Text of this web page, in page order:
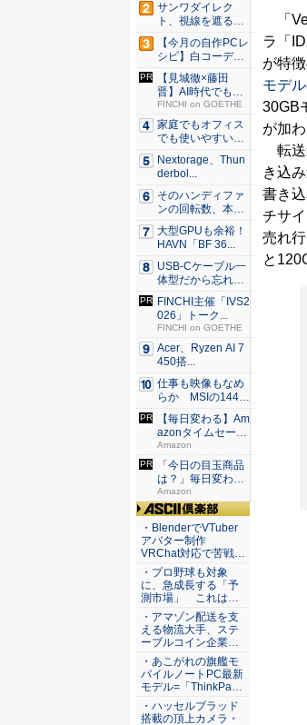
「
ラ「
が特
モデ
30GB
が加わ
転送
き込
書き
チサ
売れ
と
サンワダイレク
ト、視線を遮るフ
ェルト製デ...
【今月の自作PCレ
シピ】白コーデと
発光が...
【見城徹×藤田
晋】AI時代でも変
わらない...
FINCHI on GOETHE
家庭でもオフィス
でも使いやすい
Syno...
Nextorage、Thun
derbol...
そのハンディファ
ンの回転数、本
当？ 20...
大型GPUも余裕！
HAVN「BF 36...
USB-Cケーブル一
体型だから忘れな
い！...
FINCHI主催「IVS2
026」トーク...
FINCHI on GOETHE
Acer、Ryzen AI 7
450搭...
仕事も映像もなめ
らか MSIの144H
z...
【毎日変わる】Am
azonタイムセール
が...
Amazon
「今日の目玉商品
は？」毎日変わる
Amaz...
Amazon
ASCII倶楽部
・BlenderでVTuber
アバター制作
VRChat対応で苦戦…
・プロ野球も対象
に、急成長する「予
測市場」 これは…
・アマゾン配送を支
える物流大手、ステ
ーブルコイン企業…
・あこがれの旗艦モ
バイルノートPC最新
モデル=「ThinkPa…
・ハッセルブラッド
搭載の頂上カメラ・